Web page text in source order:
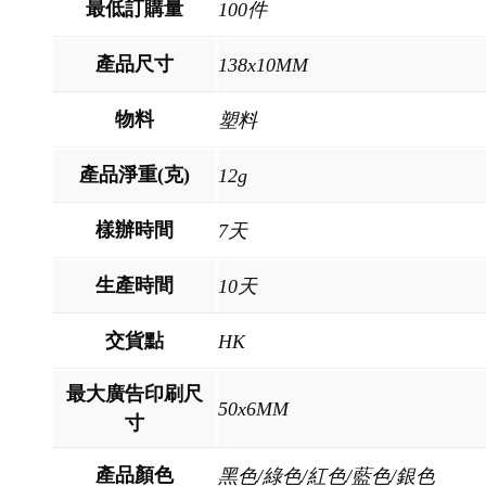
最低訂購量 100件
產品尺寸 138x10MM
物料 塑料
產品淨重(克) 12g
樣辦時間 7天
生產時間 10天
交貨點 HK
最大廣告印刷尺
寸
50x6MM
產品顏色 黑色/綠色/紅色/藍色/銀色